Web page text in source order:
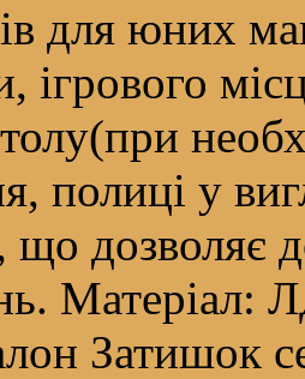
для юних
ігрового
полиці у
дозволяє
Матеріал:
Затишок